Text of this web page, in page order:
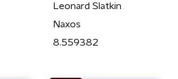
Leonard Slatkin
Naxos
8.559382